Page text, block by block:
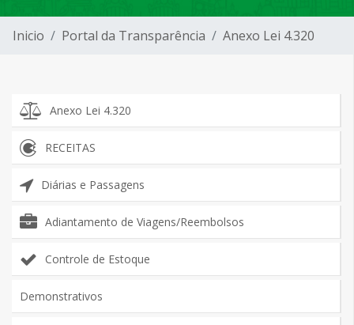
Inicio Portal da Transparência Anexo Lei 4.320
Anexo Lei 4.320
RECEITAS
Diárias e Passagens
Adiantamento de Viagens/Reembolsos
Controle de Estoque
Demonstrativos